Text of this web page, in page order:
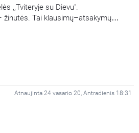
,,Tviteryje su Dievu".
žinutės. Tai klausimų–atsakymų
apie krikščionišką
Atnaujinta 24 vasario 20, Antradienis 18:31